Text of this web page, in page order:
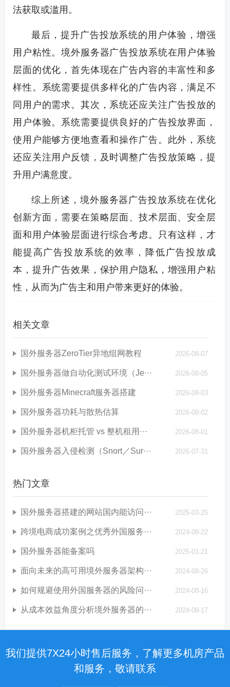
法获取或滥用。
最后，提升广告投放系统的用户体验，增强
用户粘性。境外服务器广告投放系统在用户体验
层面的优化，首先体现在广告内容的丰富性和多
样性。系统需要提供多样化的广告内容，满足不
同用户的需求。其次，系统还应关注广告投放的
用户体验。系统需要提供良好的广告投放界面，
使用户能够方便地查看和操作广告。此外，系统
还应关注用户反馈，及时调整广告投放策略，提
升用户满意度。
综上所述，境外服务器广告投放系统在优化
创新方面，需要在策略层面、技术层面、安全层
面和用户体验层面进行综合考虑。只有这样，才
能提高广告投放系统的效率，降低广告投放成
本，提升广告效果，保护用户隐私，增强用户粘
性，从而为广告主和用户带来更好的体验。
相关文章
国外服务器ZeroTier异地组网教程 2026-08-07
国外服务器做自动化测试环境（Je··· 2026-08-05
国外服务器Minecraft服务器搭建 2026-08-03
国外服务器功耗与散热估算 2026-08-02
国外服务器机柜托管 vs 整机租用··· 2026-08-01
国外服务器入侵检测（Snort／Sur··· 2026-07-31
热门文章
国外服务器搭建的网站国内能访问··· 2025-03-25
跨境电商成功案例之优秀外国服务··· 2024-08-22
国外服务器能备案吗 2025-01-21
面向未来的高可用境外服务器架构··· 2024-08-26
如何规避使用外国服务器的风险问··· 2024-08-16
从成本效益角度分析境外服务器的··· 2024-08-17
我们提供7X24小时售后服务，了解更多机房产品
和服务，敬请联系